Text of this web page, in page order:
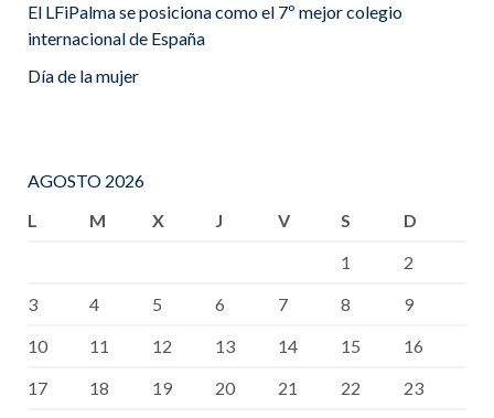
El LFiPalma se posiciona como el 7º mejor colegio
internacional de España
Día de la mujer
AGOSTO 2026
L
M X J V S
D
1
2
3
4 5 6 7 8
9
10
11 12 13 14 15
16
17
18 19 20 21 22
23